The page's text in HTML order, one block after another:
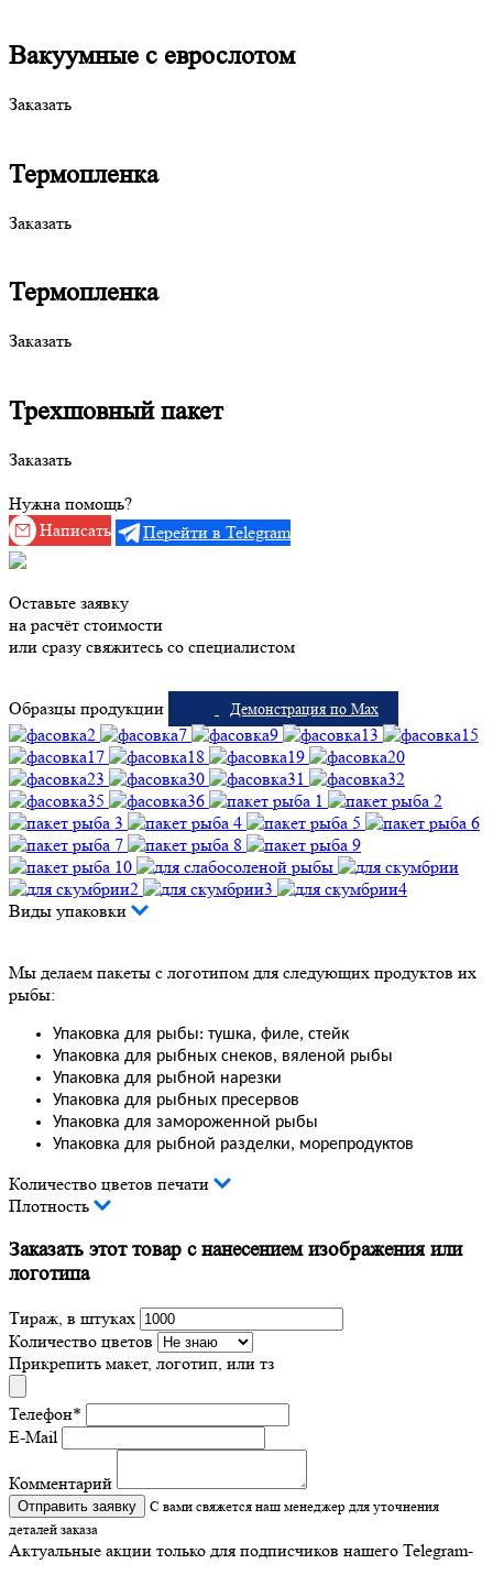
Вакуумные с еврослотом
Заказать
Термопленка
Заказать
Термопленка
Заказать
Трехшовный пакет
Заказать
Нужна помощь?
Написать
Перейти в Telegram
Оставьте заявку
на расчёт стоимости
или сразу свяжитесь со специалистом
Образцы продукции Демонстрация по Max
Виды упаковки
Мы делаем пакеты с логотипом для следующих продуктов их
рыбы:
Упаковка для рыбы: тушка, филе, стейк
Упаковка для рыбных снеков, вяленой рыбы
Упаковка для рыбной нарезки
Упаковка для рыбных пресервов
Упаковка для замороженной рыбы
Упаковка для рыбной разделки, морепродуктов
Количество цветов печати
Плотность
Заказать этот товар с нанесением изображения или
логотипа
Тираж, в штуках
Количество цветов
Прикрепить макет, логотип, или тз
Телефон*
E-Mail
Комментарий
Отправить заявку
С вами свяжется наш менеджер для уточнения
деталей заказа
Актуальные акции только для подписчиков нашего Telegram-